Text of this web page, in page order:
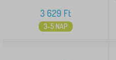
3 629 Ft
3-5 NAP